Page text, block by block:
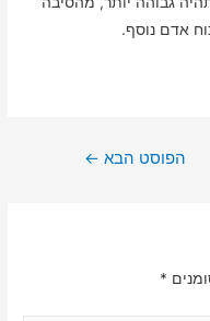
אדם נוסף.
הפוסט הבא ←
*